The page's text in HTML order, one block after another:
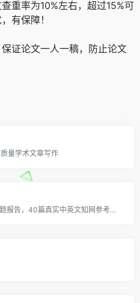
重率为10%左右，超过15%可
有保障！
证论文一人一稿，防止论文
量学术文章写作
5分钟3万字，附带ppt，开题报告，40篇真实中英文知网参考文献，查重超过10%退费！